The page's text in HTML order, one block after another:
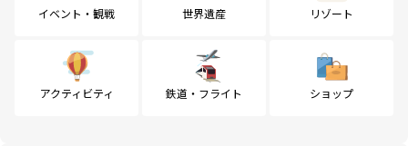
イベント・観戦 世界遺産 リゾート
アクティビティ 鉄道・フライト ショップ